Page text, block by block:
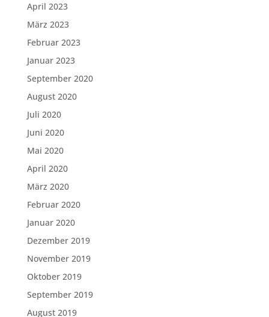
April 2023
März 2023
Februar 2023
Januar 2023
September 2020
August 2020
Juli 2020
Juni 2020
Mai 2020
April 2020
März 2020
Februar 2020
Januar 2020
Dezember 2019
November 2019
Oktober 2019
September 2019
August 2019